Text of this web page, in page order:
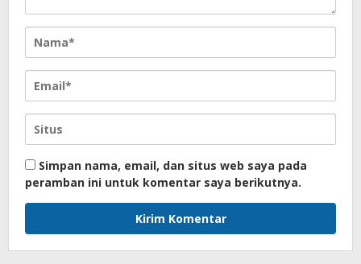
Simpan nama, email, dan situs web saya pada
peramban ini untuk komentar saya berikutnya.